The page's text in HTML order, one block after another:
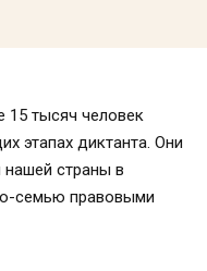
15 тысяч человек
этапах диктанта. Они
страны в
семью правовыми